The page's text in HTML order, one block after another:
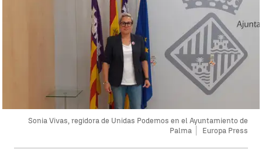
Sonia Vivas, regidora de Unidas Podemos en el Ayuntamiento de
Palma
Europa Press